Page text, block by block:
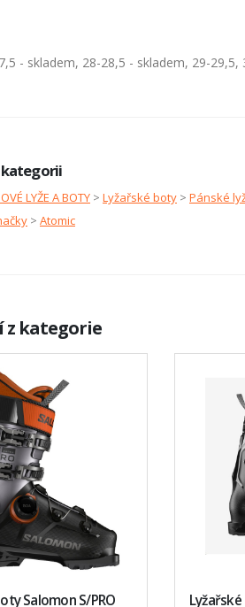
- skladem, 28-28,5 - skladem, 29-29,5,
LYŽE A BOTY > Lyžařské boty > Pánské
> Atomic
z kategorie
Salomon S/PRO